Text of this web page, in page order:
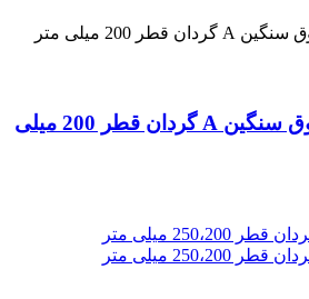
چرخ آهنی روتراش فوق سنگین A گردان قطر 200 میلی متر
چرخ آهنی روتراش فوق سنگین A گردان قطر 200 میلی